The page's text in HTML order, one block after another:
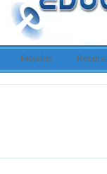
Projetos